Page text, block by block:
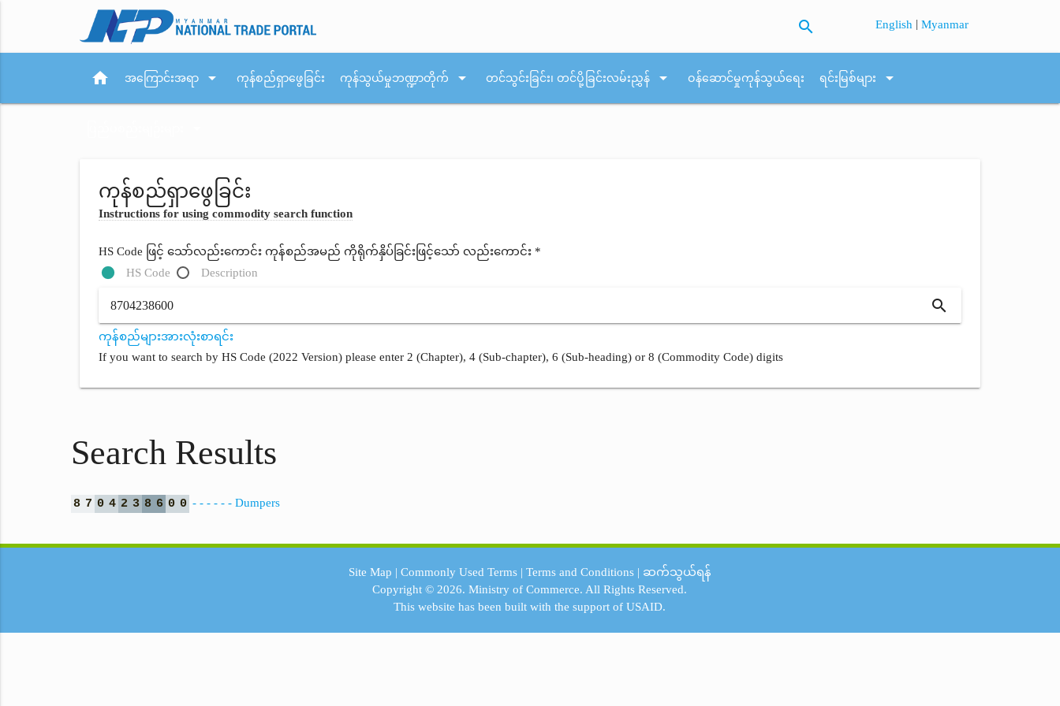
search English |Myanmar
home အကြောင်းအရာ arrow_drop_down ကုန်စည်ရှာဖွေခြင်း ကုန်သွယ်မှုဘဏ္ဍာတိုက် arrow_drop_down တင်သွင်းခြင်း၊ တင်ပို့ခြင်းလမ်းညွှန် arrow_drop_down ဝန်ဆောင်မှုကုန်သွယ်ရေး ရင်းမြစ်များ arrow_drop_down
ကုန်စည်ရှာဖွေခြင်း
Instructions for using commodity search function
HS Code ဖြင့် သော်လည်းကောင်း ကုန်စည်အမည် ကိုရိုက်နှိပ်ခြင်းဖြင့်သော် လည်းကောင်း *
HS Code
Description
search
ကုန်စည်များအားလုံးစာရင်း
If you want to search by HS Code (2022 Version) please enter 2 (Chapter), 4 (Sub-chapter), 6 (Sub-heading) or 8 (Commodity Code) digits
Search Results
8 7 0 4 2 3 8 6 0 0 - - - - - - Dumpers
Site Map | Commonly Used Terms| Terms and Conditions| ဆက်သွယ်ရန်
Copyright © 2026.Ministry of Commerce. All Rights Reserved.
This website has been built with the support ofUSAID.